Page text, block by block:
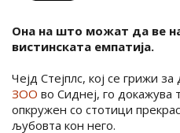
Она на што можат да ве
вистинската емпатија.
Чејд Стејплс, кој се грижи
ЗОО во Сиднеј, го докажува
опкружен со стотици
љубовта кон него.